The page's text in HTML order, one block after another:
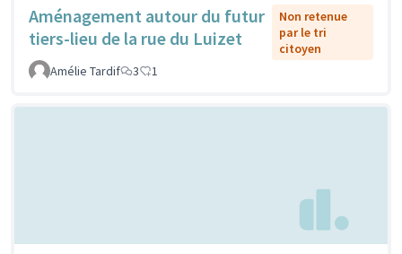
Aménagement autour du futur
tiers-lieu de la rue du Luizet
Non retenue
par le tri
citoyen
Amélie Tardif
3 1